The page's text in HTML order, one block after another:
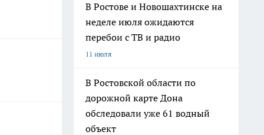
В Ростове и Новошахтинске на
неделе июля ожидаются
перебои с ТВ и радио
11 июля
В Ростовской области по
дорожной карте Дона
обследовали уже 61 водный
объект